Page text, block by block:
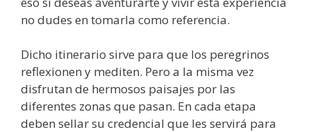
no dudes en tomarla como referencia.
Dicho itinerario sirve para que los peregrinos
reflexionen y mediten. Pero a la misma vez
disfrutan de hermosos paisajes por las
diferentes zonas que pasan. En cada etapa
deben sellar su credencial que les servirá para